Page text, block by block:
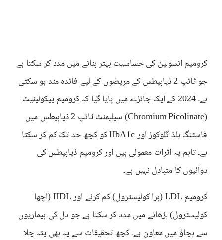
کرومیم انسولین کی حساسیت بہتر بنانے میں مدد کر سکتا ہے
جو ٹائپ 2 ذیابیطس کے مریضوں کے لیے فائدہ مند ہو سکتی
ہے۔ 2024 کے ایک جائزے میں پایا گیا کہ کرومیم پیکولینیٹ
(Chromium Picolinate) سپلیمنٹ ٹائپ 2 ذیابیطس میں
فاسٹنگ بلڈ گلوکوز اور HbA1c کو کچھ حد تک کم کر سکتا
ہے۔ تاہم یہ اثرات معمولی ہیں اور کرومیم ذیابیطس کی
دوائیوں کا متبادل نہیں ہے۔
کرومیم LDL (برا کولیسٹرول) کم کرنے اور HDL (اچھا
کولیسٹرول) بڑھانے میں مدد کر سکتا ہے جو دل کی بیماریوں
سے بچاؤ میں معاون ہے۔ کچھ تحقیقات سے یہ بھی پتہ چلا